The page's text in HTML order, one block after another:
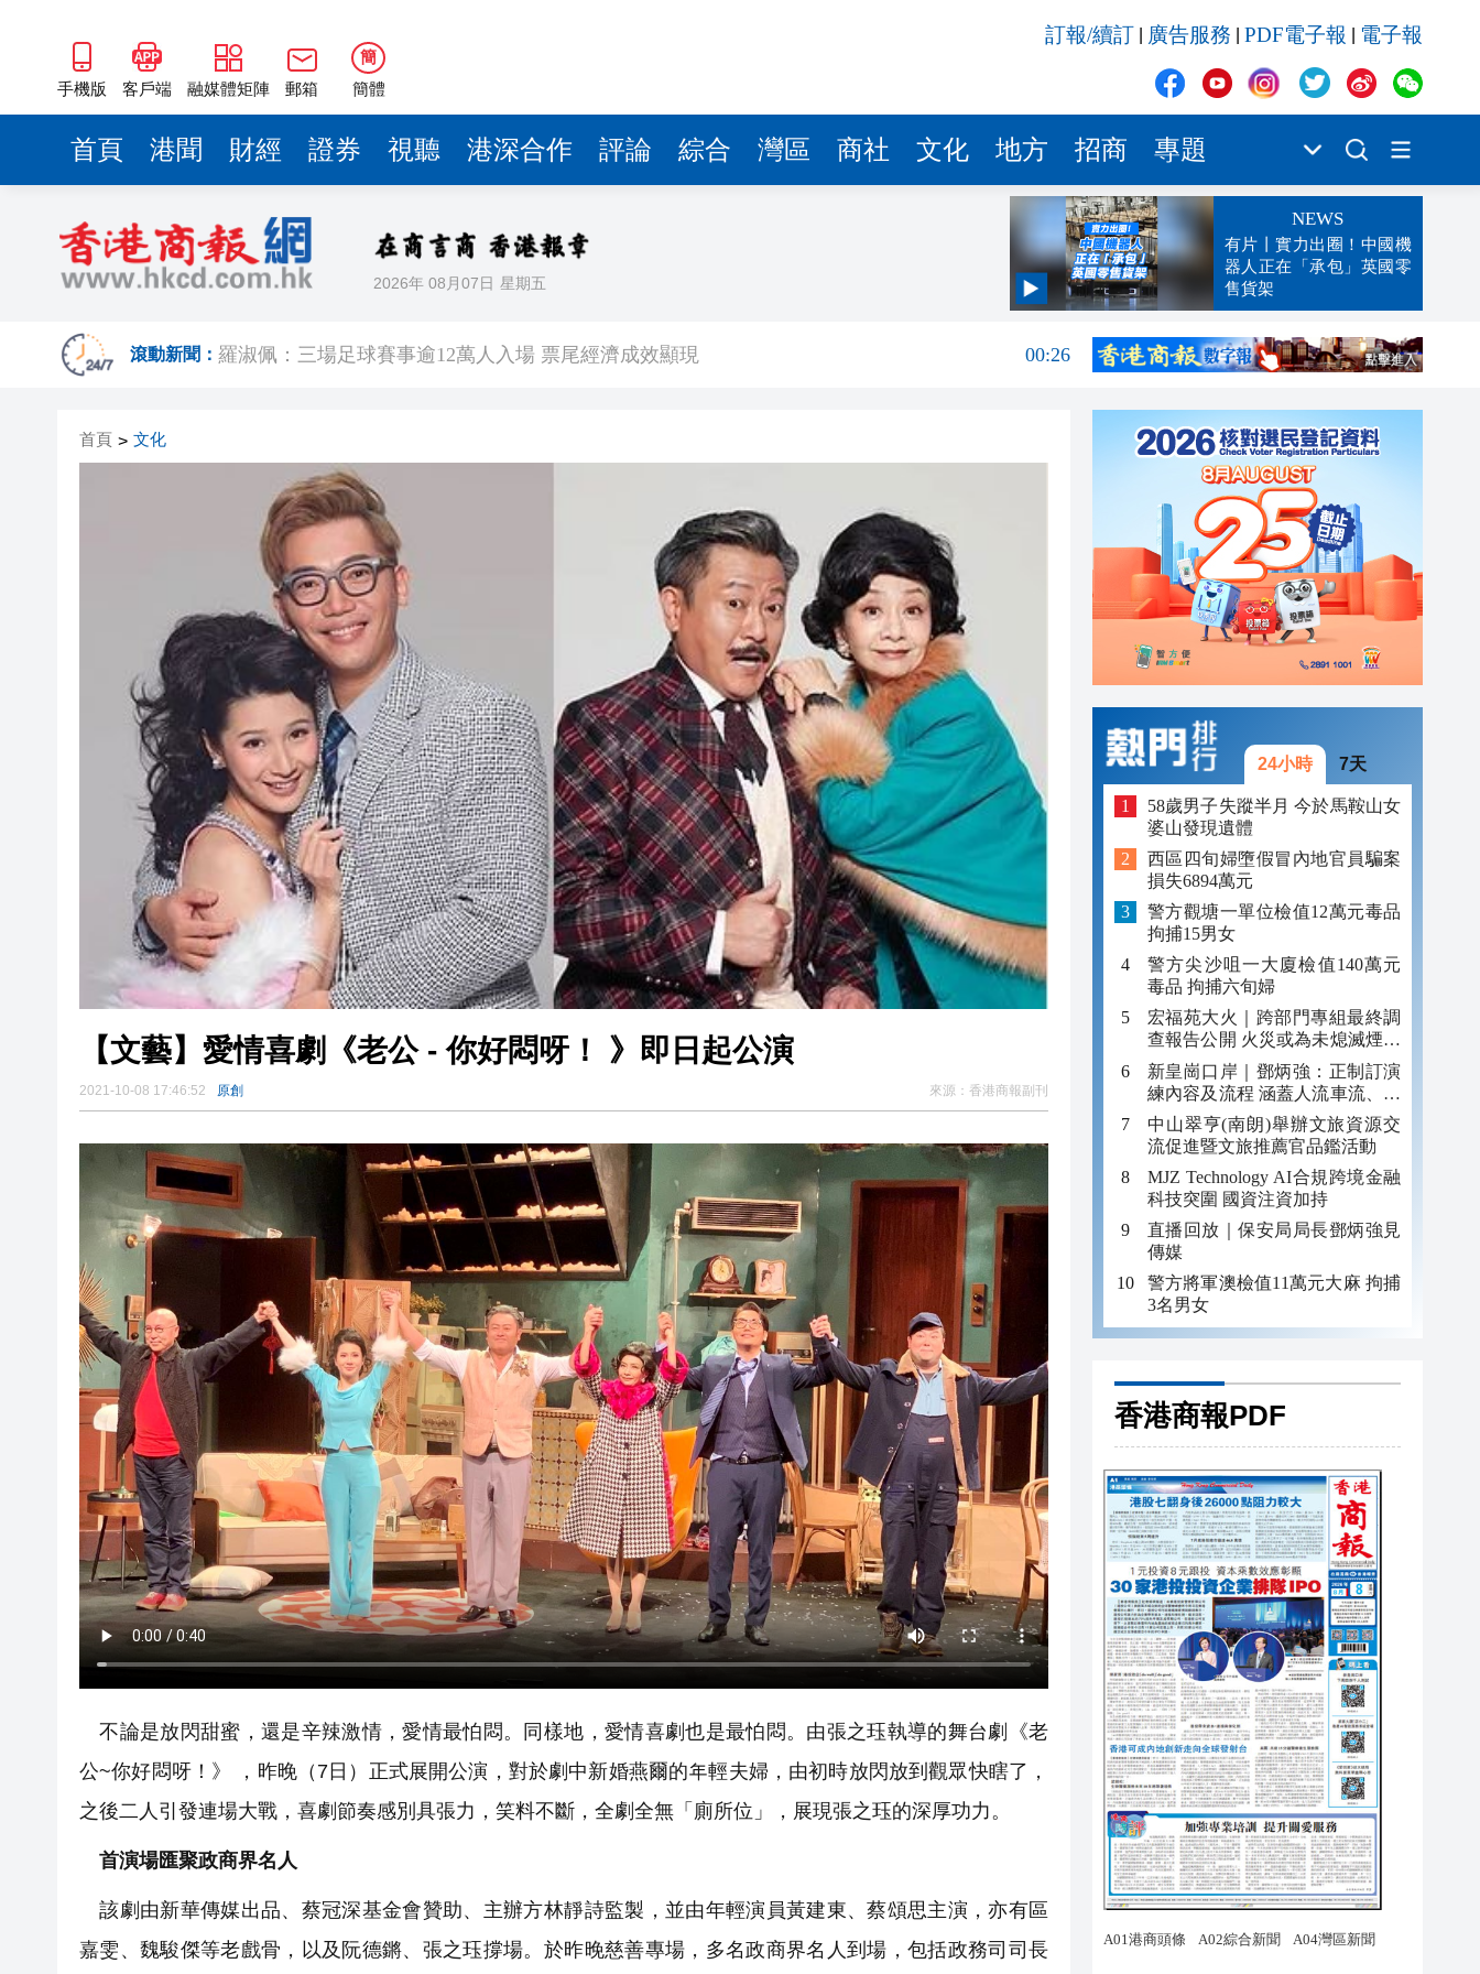
手機版 客戶端 融媒體矩陣 郵箱
簡
簡體
訂報/續訂 廣告服務 PDF電子報 電子報
首頁 港聞 財經 證券 視聽 港深合作 評論 綜合 灣區 商社 文化 地方 招商 專題
2026年 08月07日 星期五
NEWS
有片丨實力出圈！中國機
器人正在「承包」英國零
售貨架
滾動新聞：
羅淑佩：三場足球賽事逾12萬人入場 票尾經濟成效顯現
有片丨【《愛回家》迎大結局】銀髮男團「大四喜」：十年深厚情誼 有歡亦有淚 緬懷「豹
叔」黎彼得
23:58
入境處反非法勞工行動拘12人
社署籲市民提防偽冒社署通訊程式賬戶
李家超：鼓勵保險業開發跨境產品 便利灣區居民
首頁 > 文化
【文藝】愛情喜劇《老公 - 你好悶呀！ 》即日起公演
2021-10-08 17:46:52 原創 來源： 香港商報副刊
不論是放閃甜蜜，還是辛辣激情，愛情最怕悶。同樣地，愛情喜劇也是最怕悶。由張之珏執導的舞台劇《老
公~你好悶呀！》 ，昨晚（7日）正式展開公演，對於劇中新婚燕爾的年輕夫婦，由初時放閃放到觀眾快瞎了，
之後二人引發連場大戰，喜劇節奏感別具張力，笑料不斷，全劇全無「廁所位」，展現張之珏的深厚功力。
首演場匯聚政商界名人
該劇由新華傳媒出品、蔡冠深基金會贊助、主辦方林靜詩監製，並由年輕演員黃建東、蔡頌思主演，亦有區
嘉雯、魏駿傑等老戲骨，以及阮德鏘、張之珏撐場。於昨晚慈善專場，多名政商界名人到場，包括政務司司長
24小時 7天
58歲男子失蹤半月 今於馬鞍山女
婆山發現遺體
西區四旬婦墮假冒內地官員騙案
損失6894萬元
警方觀塘一單位檢值12萬元毒品
拘捕15男女
警方尖沙咀一大廈檢值140萬元
毒品 拘捕六旬婦
宏福苑大火｜跨部門專組最終調
查報告公開 火災或為未熄滅煙頭
引發
新皇崗口岸｜鄧炳強：正制訂演
練內容及流程 涵蓋人流車流、緊
急應變等
中山翠亨(南朗)舉辦文旅資源交
流促進暨文旅推薦官品鑑活動
MJZ Technology AI合規跨境金融
科技突圍 國資注資加持
直播回放｜保安局局長鄧炳強見
傳媒
警方將軍澳檢值11萬元大麻 拘捕
3名男女
香港商報PDF